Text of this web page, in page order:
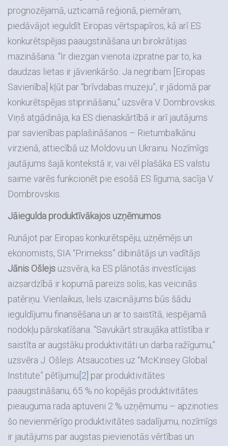
prognozējamā, uzticamā reģionā, piemēram,
piedāvājot ieguldīt Eiropas vērtspapīros, kā arī ES
konkurētspējas paaugstināšana un birokrātijas
mazināšana. “Ir diezgan vienota izpratne par to, ka
daudzas lietas ir jāvienkāršo. Ja negribam [Eiropas
Savienība] kļūt par “brīvdabas muzeju”, ir jādomā par
konkurētspējas stiprināšanu,” uzsvēra V. Dombrovskis.
Viņš atgādināja, ka ES dienaskārtībā ir arī jautājums
par savienības paplašināšanos – Rietumbalkānu
virzienā, attiecībā uz Moldovu un Ukrainu. Nozīmīgs
jautājums šajā kontekstā ir, vai vēl plašāka ES valstu
saime varēs funkcionēt pie esošā ES līguma, sacīja V.
Dombrovskis.
Jāiegulda produktīvākajos uzņēmumos
Runājot par Eiropas konkurētspēju, uzņēmējs un
ekonomists, SIA “Primekss” dibinātājs un vadītājs
Jānis Ošlejs uzsvēra, ka ES plānotās investīcijas
aizsardzībā ir kopumā pareizs solis, kas veicinās
patēriņu. Vienlaikus, liels izaicinājums būs šādu
ieguldījumu finansēšana un ar to saistītā, iespējamā
nodokļu pārskatīšana. “Savukārt straujāka attīstība ir
saistīta ar augstāku produktivitāti un darba ražīgumu,”
uzsvēra J. Ošlejs. Atsaucoties uz “McKinsey Global
Institute” pētījumu [2] par produktivitātes
paaugstināšanu, 65 % no kopējās produktivitātes
pieauguma rada aptuveni 2 % uzņēmumu – apzinoties
šo nevienmērīgo produktivitātes sadalījumu, nozīmīgs
ir jautājums par augstas pievienotās vērtības un